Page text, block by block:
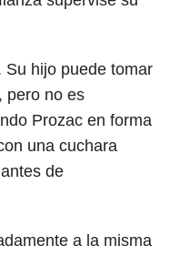
hijo puede tomar
pero no es
Prozac en forma
una cuchara
de
a la misma